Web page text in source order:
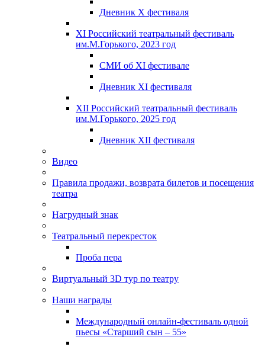
Дневник X фестиваля
XI Российский театральный фестиваль
им.М.Горького, 2023 год
СМИ об XI фестивале
Дневник XI фестиваля
XII Российский театральный фестиваль
им.М.Горького, 2025 год
Дневник XII фестиваля
Видео
Правила продажи, возврата билетов и посещения
театра
Нагрудный знак
Театральный перекресток
Проба пера
Виртуальный 3D тур по театру
Наши награды
Международный онлайн-фестиваль одной
пьесы «Старший сын – 55»